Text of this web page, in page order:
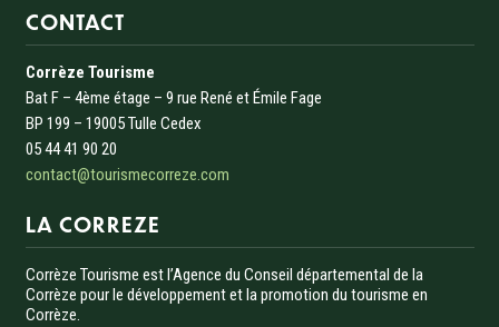
CONTACT
Corrèze Tourisme
Bat F – 4ème étage – 9 rue René et Émile Fage
BP 199 – 19005 Tulle Cedex
05 44 41 90 20
contact@tourismecorreze.com
LA CORREZE
Corrèze Tourisme est l’Agence du Conseil départemental de la
Corrèze pour le développement et la promotion du tourisme en
Corrèze.